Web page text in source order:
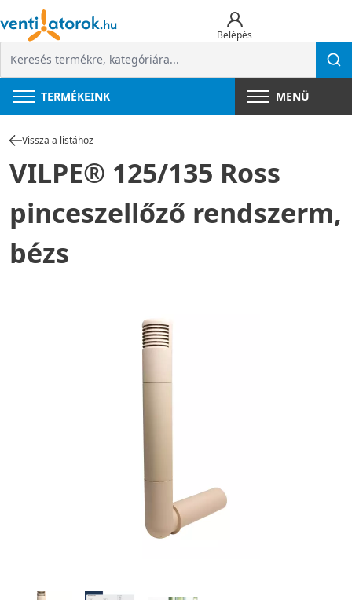
Belépés
TERMÉKEINK MENÜ
Vissza a listához
VILPE® 125/135 Ross
pinceszellőző rendszerm,
bézs